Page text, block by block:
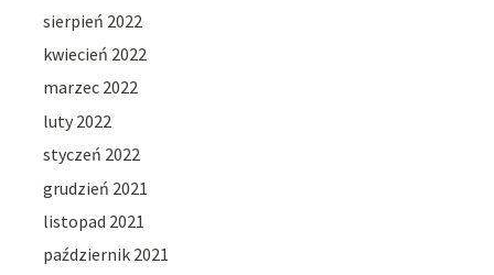
sierpień 2022
kwiecień 2022
marzec 2022
luty 2022
styczeń 2022
grudzień 2021
listopad 2021
październik 2021